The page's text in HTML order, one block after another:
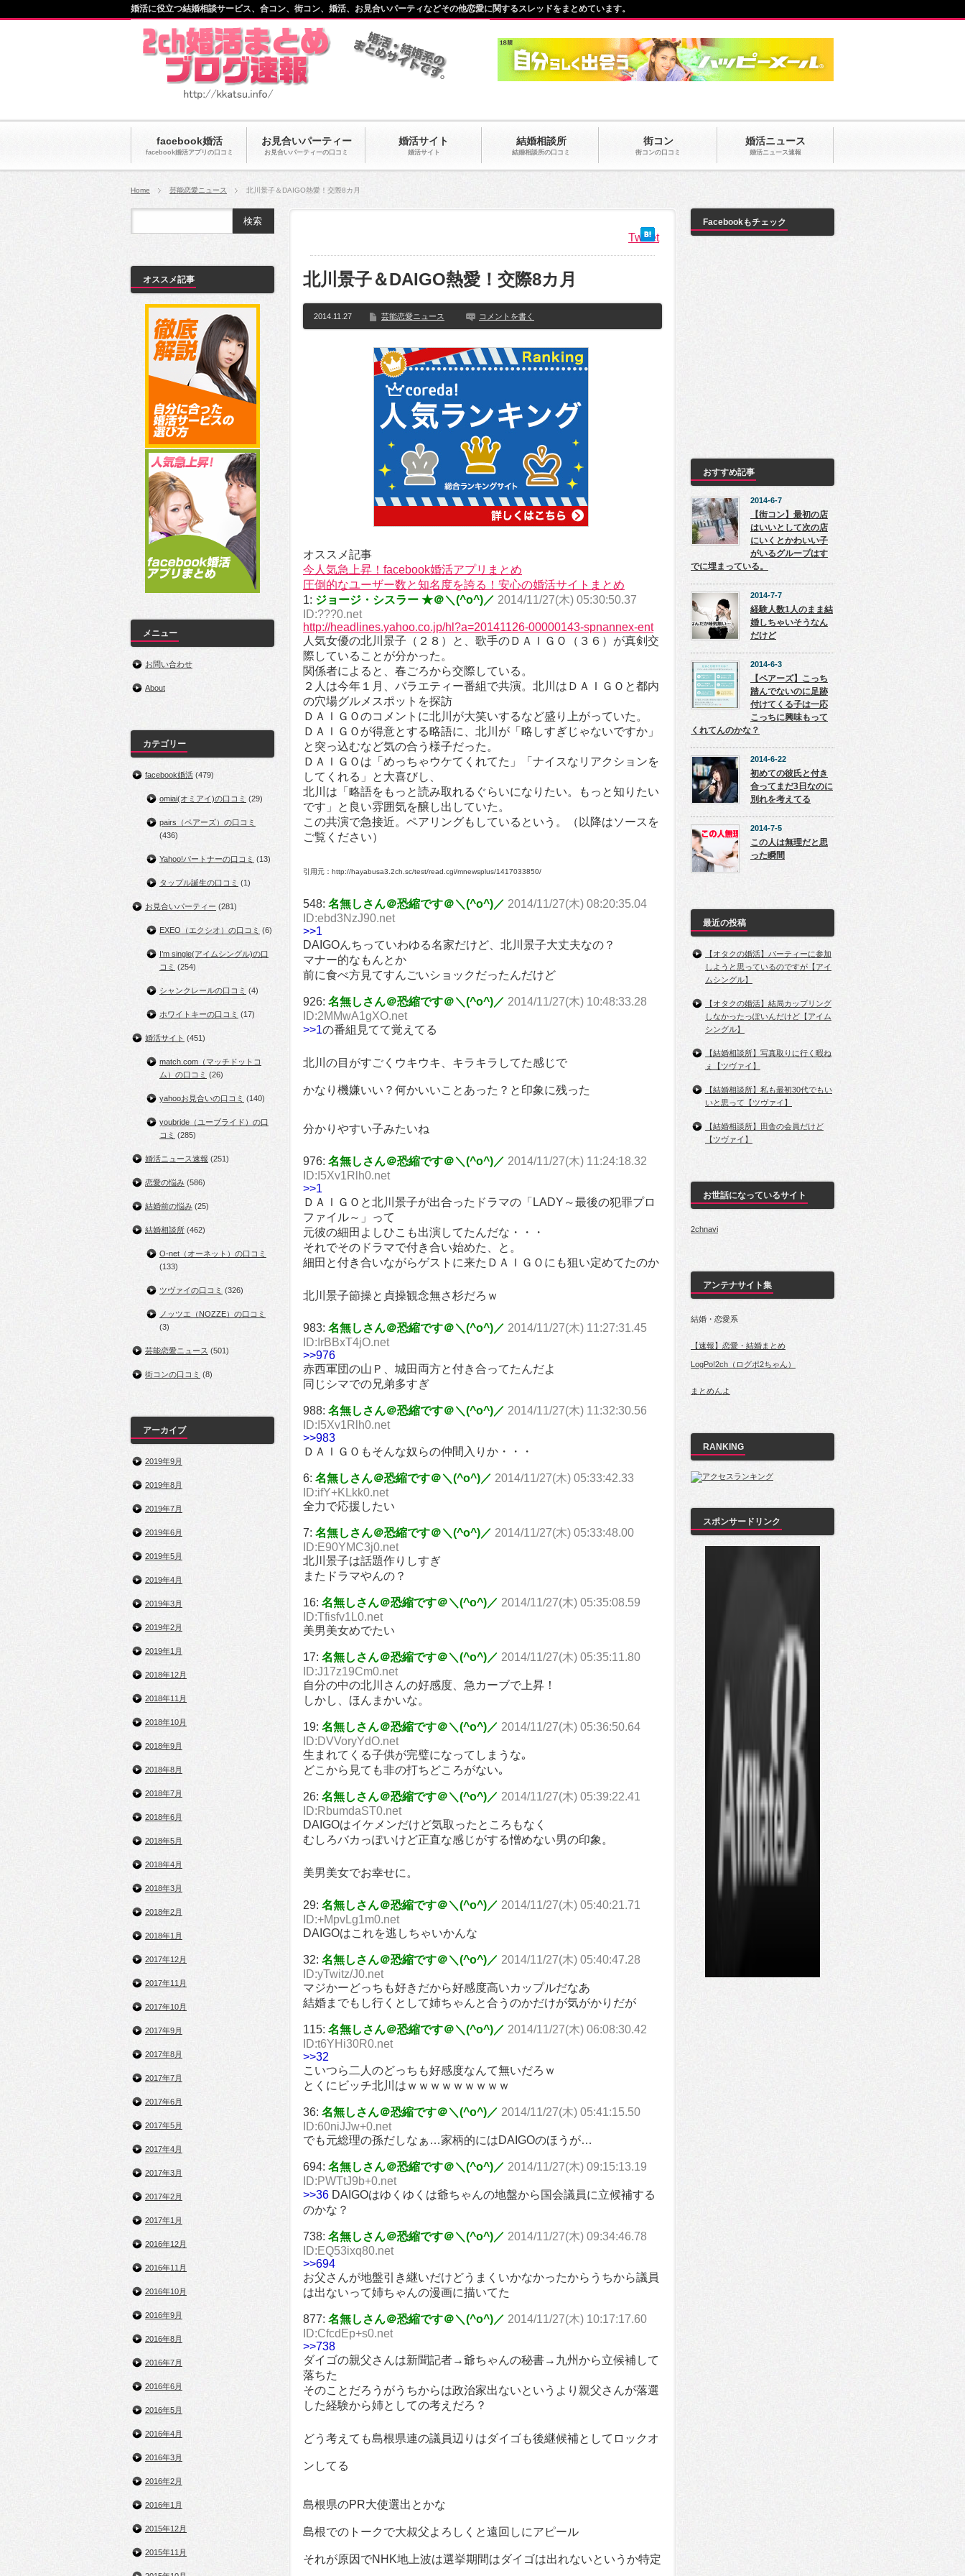
facebook婚活
facebook婚活アプリの口コミ
お見合いパーティー
お見合いパーティーの口コミ
婚活サイト
婚活サイト
結婚相談所
結婚相談所の口コミ
街コン
街コンの口コミ
婚活ニュース
婚活ニュース速報
婚活に役立つ結婚相談サービス、合コン、街コン、婚活、お見合いパーティなどその他恋愛に関するスレッドをまとめています。
Home 芸能恋愛ニュース 北川景子＆DAIGO熱愛！交際8カ月
Tweet
北川景子＆DAIGO熱愛！交際8カ月
2014.11.27 芸能恋愛ニュース コメントを書く
オススメ記事
今人気急上昇！facebook婚活アプリまとめ
圧倒的なユーザー数と知名度を誇る！安心の婚活サイトまとめ
1: ジョージ・シスラー ★＠＼(^o^)／ 2014/11/27(木) 05:30:50.37
ID:???0.net
http://headlines.yahoo.co.jp/hl?a=20141126-00000143-spnannex-ent
人気女優の北川景子（２８）と、歌手のＤＡＩＧＯ（３６）が真剣交
際していることが分かった。
関係者によると、春ごろから交際している。
２人は今年１月、バラエティー番組で共演。北川はＤＡＩＧＯと都内
の穴場グルメスポットを探訪
ＤＡＩＧＯのコメントに北川が大笑いするなど盛り上がっていた。
ＤＡＩＧＯが得意とする略語に、北川が「略しすぎじゃないですか」
と突っ込むなど気の合う様子だった。
ＤＡＩＧＯは「めっちゃウケてくれてた」「ナイスなリアクションを
してくれる」と大喜びし、
北川は「略語をもっと読み取れるぐらいになりたい。もっと知りたい
です」と良い雰囲気を醸し出していた。
この共演で急接近。ペアリングもしているという。（以降はソースを
ご覧ください）
引用元：http://hayabusa3.2ch.sc/test/read.cgi/mnewsplus/1417033850/
548: 名無しさん＠恐縮です＠＼(^o^)／ 2014/11/27(木) 08:20:35.04
ID:ebd3NzJ90.net
>>1
DAIGOんちっていわゆる名家だけど、北川景子大丈夫なの？
マナー的なもんとか
前に食べ方見てすんごいショックだったんだけど
926: 名無しさん＠恐縮です＠＼(^o^)／ 2014/11/27(木) 10:48:33.28
ID:2MMwA1gXO.net
>>1の番組見てて覚えてる
北川の目がすごくウキウキ、キラキラしてた感じで
かなり機嫌いい？何かいいことあった？と印象に残った
分かりやすい子みたいね
976: 名無しさん＠恐縮です＠＼(^o^)／ 2014/11/27(木) 11:24:18.32
ID:I5Xv1Rlh0.net
>>1
ＤＡＩＧＯと北川景子が出合ったドラマの「LADY～最後の犯罪プロ
ファイル～」って
元彼の細田よしひこも出演してたんだな・・・
それでそのドラマで付き合い始めた、と。
細田と付き合いながらゲストに来たＤＡＩＧＯにも狙い定めてたのか
北川景子節操と貞操観念無さ杉だろｗ
983: 名無しさん＠恐縮です＠＼(^o^)／ 2014/11/27(木) 11:27:31.45
ID:IrBBxT4jO.net
>>976
赤西軍団の山Ｐ、城田両方と付き合ってたんだよ
同じシマでの兄弟多すぎ
988: 名無しさん＠恐縮です＠＼(^o^)／ 2014/11/27(木) 11:32:30.56
ID:I5Xv1Rlh0.net
>>983
ＤＡＩＧＯもそんな奴らの仲間入りか・・・
6: 名無しさん＠恐縮です＠＼(^o^)／ 2014/11/27(木) 05:33:42.33
ID:ifY+KLkk0.net
全力で応援したい
7: 名無しさん＠恐縮です＠＼(^o^)／ 2014/11/27(木) 05:33:48.00
ID:E90YMC3j0.net
北川景子は話題作りしすぎ
またドラマやんの？
16: 名無しさん＠恐縮です＠＼(^o^)／ 2014/11/27(木) 05:35:08.59
ID:Tfisfv1L0.net
美男美女めでたい
17: 名無しさん＠恐縮です＠＼(^o^)／ 2014/11/27(木) 05:35:11.80
ID:J17z19Cm0.net
自分の中の北川さんの好感度、急カーブで上昇！
しかし、ほんまかいな。
19: 名無しさん＠恐縮です＠＼(^o^)／ 2014/11/27(木) 05:36:50.64
ID:DVVoryYdO.net
生まれてくる子供が完璧になってしまうな｡
どこから見ても非の打ちどころがない｡
26: 名無しさん＠恐縮です＠＼(^o^)／ 2014/11/27(木) 05:39:22.41
ID:RbumdaST0.net
DAIGOはイケメンだけど気取ったところもなく
むしろバカっぽいけど正直な感じがする憎めない男の印象。
美男美女でお幸せに。
29: 名無しさん＠恐縮です＠＼(^o^)／ 2014/11/27(木) 05:40:21.71
ID:+MpvLg1m0.net
DAIGOはこれを逃しちゃいかんな
32: 名無しさん＠恐縮です＠＼(^o^)／ 2014/11/27(木) 05:40:47.28
ID:yTwitz/J0.net
マジかーどっちも好きだから好感度高いカップルだなあ
結婚までもし行くとして姉ちゃんと合うのかだけが気がかりだが
115: 名無しさん＠恐縮です＠＼(^o^)／ 2014/11/27(木) 06:08:30.42
ID:t6YHi30R0.net
>>32
こいつら二人のどっちも好感度なんて無いだろｗ
とくにビッチ北川はｗｗｗｗｗｗｗｗｗ
36: 名無しさん＠恐縮です＠＼(^o^)／ 2014/11/27(木) 05:41:15.50
ID:60niJJw+0.net
でも元総理の孫だしなぁ…家柄的にはDAIGOのほうが…
694: 名無しさん＠恐縮です＠＼(^o^)／ 2014/11/27(木) 09:15:13.19
ID:PWTtJ9b+0.net
>>36 DAIGOはゆくゆくは爺ちゃんの地盤から国会議員に立候補する
のかな？
738: 名無しさん＠恐縮です＠＼(^o^)／ 2014/11/27(木) 09:34:46.78
ID:EQ53ixq80.net
>>694
お父さんが地盤引き継いだけどうまくいかなかったからうちから議員
は出ないって姉ちゃんの漫画に描いてた
877: 名無しさん＠恐縮です＠＼(^o^)／ 2014/11/27(木) 10:17:17.60
ID:CfcdEp+s0.net
>>738
ダイゴの親父さんは新聞記者→爺ちゃんの秘書→九州から立候補して
落ちた
そのことだろうがうちからは政治家出ないというより親父さんが落選
した経験から姉としての考えだろ？
どう考えても島根県連の議員辺りはダイゴも後継候補としてロックオ
ンしてる
島根県のPR大使選出とかな
島根でのトークで大叔父よろしくと遠回しにアピール
それが原因でNHK地上波は選挙期間はダイゴは出れないというか特定
オススメ記事
メニュー
お問い合わせ
About
カテゴリー
facebook婚活 (479)
omiai(オミアイ)の口コミ (29)
pairs（ペアーズ）の口コミ
(436)
Yahoo!パートナーの口コミ (13)
タップル誕生の口コミ (1)
お見合いパーティー (281)
EXEO（エクシオ）の口コミ (6)
I’m single(アイムシングル)の口
コミ (254)
シャンクレールの口コミ (4)
ホワイトキーの口コミ (17)
婚活サイト (451)
match.com（マッチドットコ
ム）の口コミ (26)
yahooお見合いの口コミ (140)
youbride（ユーブライド）の口
コミ (285)
婚活ニュース速報 (251)
恋愛の悩み (586)
結婚前の悩み (25)
結婚相談所 (462)
O-net（オーネット）の口コミ
(133)
ツヴァイの口コミ (326)
ノッツエ（NOZZE）の口コミ
(3)
芸能恋愛ニュース (501)
街コンの口コミ (8)
アーカイブ
2019年9月
2019年8月
2019年7月
2019年6月
2019年5月
2019年4月
2019年3月
2019年2月
2019年1月
2018年12月
2018年11月
2018年10月
2018年9月
2018年8月
2018年7月
2018年6月
2018年5月
2018年4月
2018年3月
2018年2月
2018年1月
2017年12月
2017年11月
2017年10月
2017年9月
2017年8月
2017年7月
2017年6月
2017年5月
2017年4月
2017年3月
2017年2月
2017年1月
2016年12月
2016年11月
2016年10月
2016年9月
2016年8月
2016年7月
2016年6月
2016年5月
2016年4月
2016年3月
2016年2月
2016年1月
2015年12月
2015年11月
Facebookもチェック
おすすめ記事
2014-6-7
【街コン】最初の店
はいいとして次の店
にいくとかわいい子
がいるグループはす
でに埋まっている。
2014-7-7
経験人数1人のまま結
婚しちゃいそうなん
だけど
2014-6-3
【ペアーズ】こっち
踏んでないのに足跡
付けてくる子は一応
こっちに興味もって
くれてんのかな？
2014-6-22
初めての彼氏と付き
合ってまだ3日なのに
別れを考えてる
2014-7-5
この人は無理だと思
った瞬間
最近の投稿
【オタクの婚活】パーティーに参加
しようと思っているのですが【アイ
ムシングル】
【オタクの婚活】結局カップリング
しなかったっぽいんだけど【アイム
シングル】
【結婚相談所】写真取りに行く暇ね
ぇ【ツヴァイ】
【結婚相談所】私も最初30代でもい
いと思って【ツヴァイ】
【結婚相談所】田舎の会員だけど
【ツヴァイ】
お世話になっているサイト
2chnavi
アンテナサイト集
結婚・恋愛系
【速報】恋愛・結婚まとめ
LogPo!2ch（ログポ2ちゃん）
まとめんよ
RANKING
スポンサードリンク